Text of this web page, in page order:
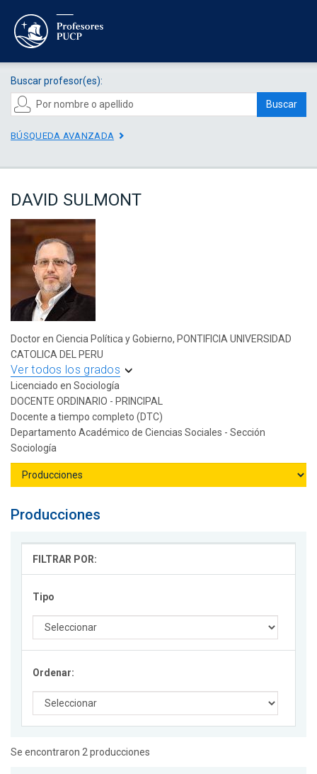
Buscar profesor(es):
Buscar
BÚSQUEDA AVANZADA
DAVID SULMONT
Doctor en Ciencia Política y Gobierno, PONTIFICIA UNIVERSIDAD
CATOLICA DEL PERU
Ver todos los grados
Licenciado en Sociología
DOCENTE ORDINARIO - PRINCIPAL
Docente a tiempo completo (DTC)
Departamento Académico de Ciencias Sociales - Sección
Sociología
Producciones
FILTRAR POR:
Tipo
Ordenar:
Se encontraron 2 producciones